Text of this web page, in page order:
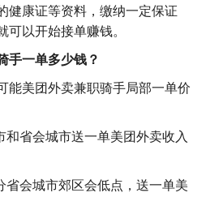
健康证等资料，缴纳一定保证
以开始接单赚钱。
手一单多少钱？
能美团外卖兼职骑手局部一单价
和省会城市送一单美团外卖收入
省会城市郊区会低点，送一单美